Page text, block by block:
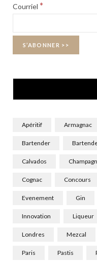
Courriel *
Apéritif Armagnac
Bartender
Calvados
Cognac Concours
Evenement Gin
Innovation Liqueur
Londres Mezcal
Paris Pastis